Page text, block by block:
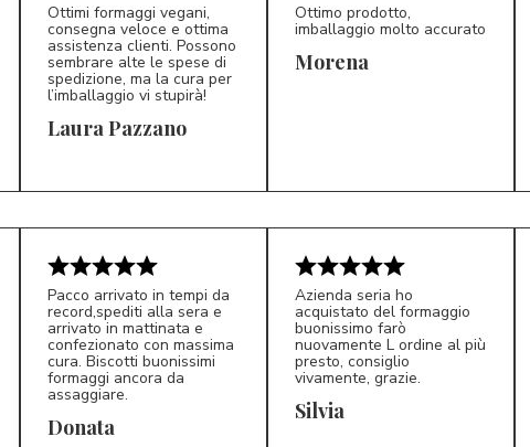
LP 5/5
Ottimi formaggi vegani,
consegna veloce e ottima
assistenza clienti. Possono
sembrare alte le spese di
spedizione, ma la cura per
l’imballaggio vi stupirà!
Laura Pazzano
Ottimo prodotto,
imballaggio molto accurato
Morena
D*
Pacco arrivato in tempi da
record,spediti alla sera e
arrivato in mattinata e
confezionato con massima
cura. Biscotti buonissimi
formaggi ancora da
assaggiare.
Donata S*
Azienda seria ho
acquistato del formaggio
buonissimo farò
nuovamente L ordine al più
presto, consiglio
vivamente, grazie.
Silvia